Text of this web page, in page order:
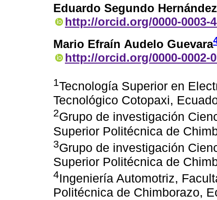
Eduardo Segundo
http://orcid.org/0000-0003-
Mario Efraín Audelo Guevara
http://orcid.org/0000-0002-
1Tecnología Superior en
Tecnológico Cotopaxi,
2Grupo de investigación
Superior Politécnica de
3Grupo de investigación
Superior Politécnica de
4Ingeniería Automotriz,
Politécnica de Chimborazo,